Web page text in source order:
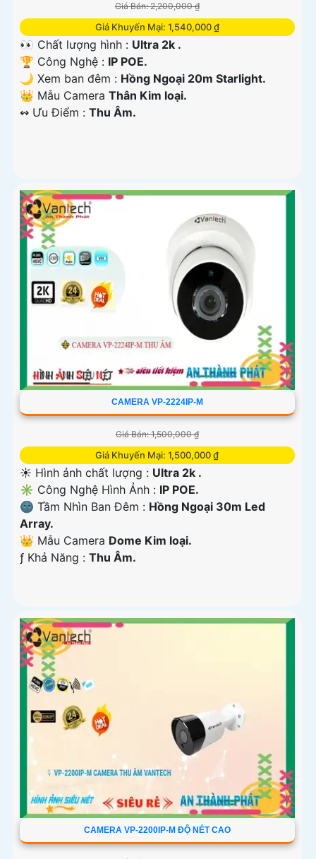
Giá Bán: 2,200,000 ₫
Giá Khuyến Mại: 1,540,000 ₫
👀 Chất lượng hình : Ultra 2k .
🏆 Công Nghệ : IP POE.
🌙 Xem ban đêm : Hồng Ngoại 20m Starlight.
👑 Mẫu Camera Thân Kim loại.
️↭ Ưu Điểm : Thu Âm.
CAMERA VP-2224IP-M
Giá Bán: 1,500,000 ₫
Giá Khuyến Mại: 1,500,000 ₫
☀️ Hình ảnh chất lượng : Ultra 2k .
✳️ Công Nghệ Hình Ảnh : IP POE.
🌚 Tầm Nhìn Ban Đêm : Hồng Ngoại 30m Led
Array.
👑 Mẫu Camera Dome Kim loại.
️ƒ Khả Năng : Thu Âm.
CAMERA VP-2200IP-M ĐỘ NÉT CAO